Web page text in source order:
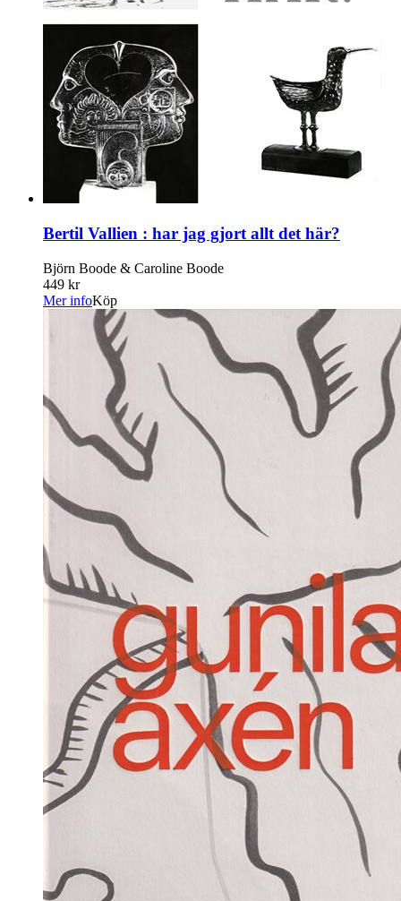
Bertil Vallien : har jag gjort allt det här?
Björn Boode & Caroline Boode
449 kr
Mer infoKöp